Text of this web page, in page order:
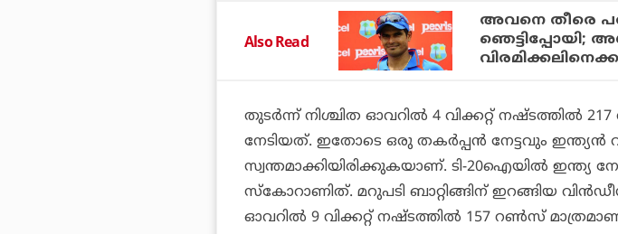
Also Read
അവനെ തീരെ
ഞെട്ടിപ്പോയി;
തുടര്‍ന്ന് നിശ്ചിത ഓവറില്‍ 4 വിക്കറ്റ് നഷ്ടത്തില്‍
നേടിയത്. ഇതോടെ ഒരു തകര്‍പ്പന്‍ നേട്ടവും
സ്വന്തമാക്കിയിരിക്കുകയാണ്. ടി-20ഐയില്‍ ഇന്ത്യ
സ്‌കോറാണിത്. മറുപടി ബാറ്റിങ്ങിന് ഇറങ്ങിയ
ഓവറില്‍ 9 വിക്കറ്റ് നഷ്ടത്തില്‍ 157 റണ്‍സ്